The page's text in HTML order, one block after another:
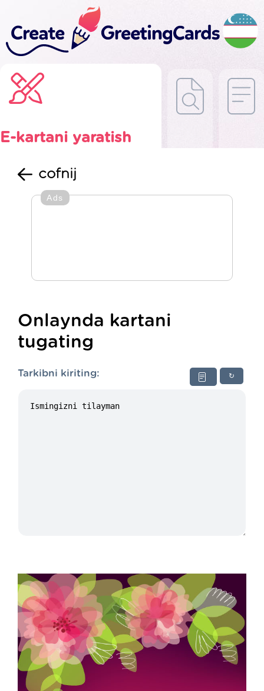
E-kartani yaratish
cofnij
Ads
Onlaynda kartani
tugating
↻
Tarkibni kiriting: